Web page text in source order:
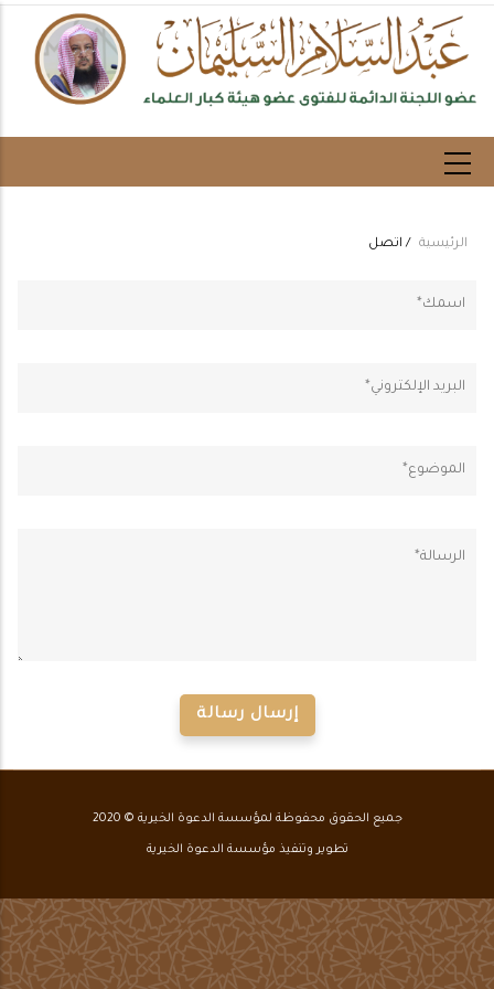
المحتوى
الرئيسي
Breadcrumb
الرئيسية / اتصل
جميع الحقوق محفوظة لمؤسسة الدعوة الخيرية © 2020
تطوير وتنفيذ مؤسسة الدعوة الخيرية